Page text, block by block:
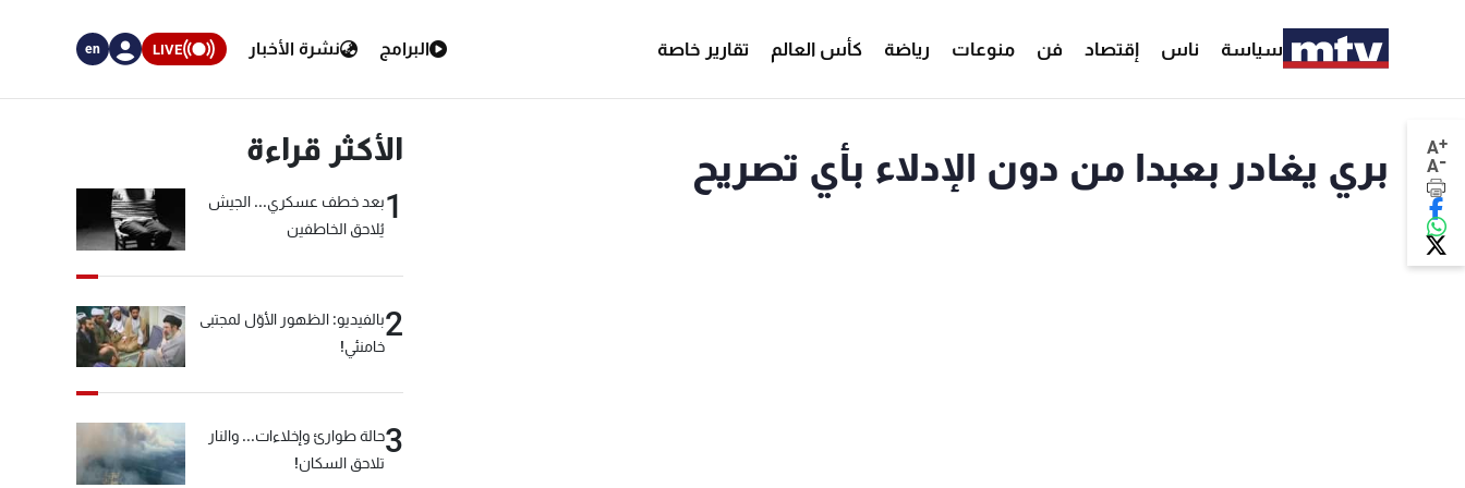
سياسة ناس إقتصاد فن منوعات رياضة كأس العالم تقارير خاصة البرامج نشرة الأخبار LIVE
en
A+
A- بري يغادر بعبدا من دون الإدلاء بأي تصريح الأكثر قراءة
1بعد خطف عسكري... الجيش
يُلاحق الخاطفين
2بالفيديو: الظهور الأوّل لمجتبى
خامنئي!
3حالة طوارئ وإخلاءات... والنار
تلاحق السكان!